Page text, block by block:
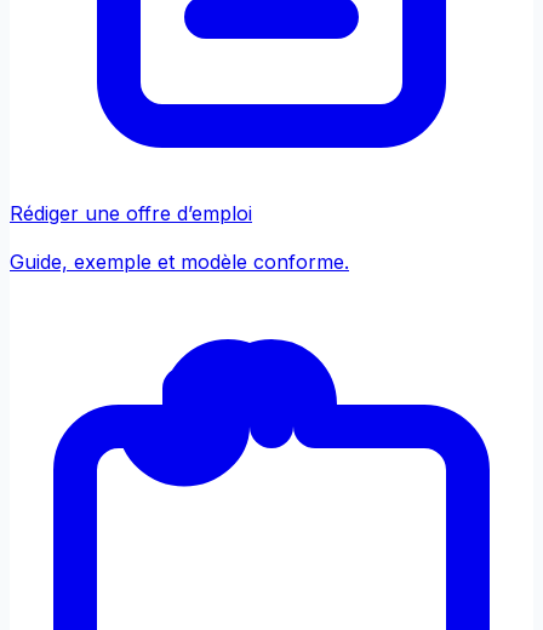
Rédiger une offre d’emploi
Guide, exemple et modèle conforme.